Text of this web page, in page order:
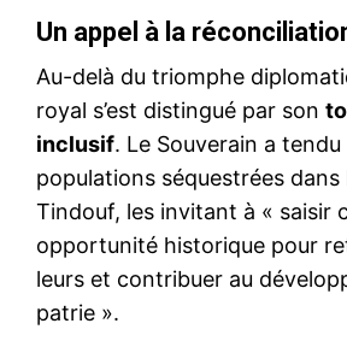
Un appel à la
Au-delà du triomphe
royal s’est distingué par son
inclusif. Le Souverain a tendu
populations séquestrées dans
Tindouf, les invitant à « saisir
opportunité historique pour
leurs et contribuer au
patrie ».